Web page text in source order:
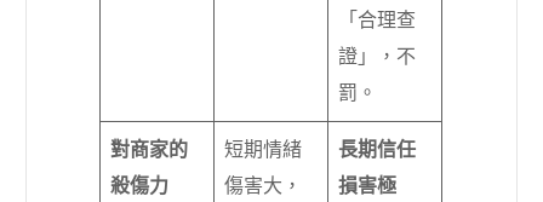
「合理查
證」，不
罰。
對商家的
殺傷力
短期情緒
傷害大，
長期信任
損害極